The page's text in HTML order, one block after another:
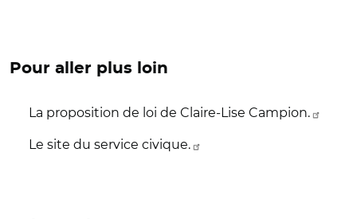
Pour aller plus loin
La proposition de loi de Claire-Lise Campion.
Le site du service civique.